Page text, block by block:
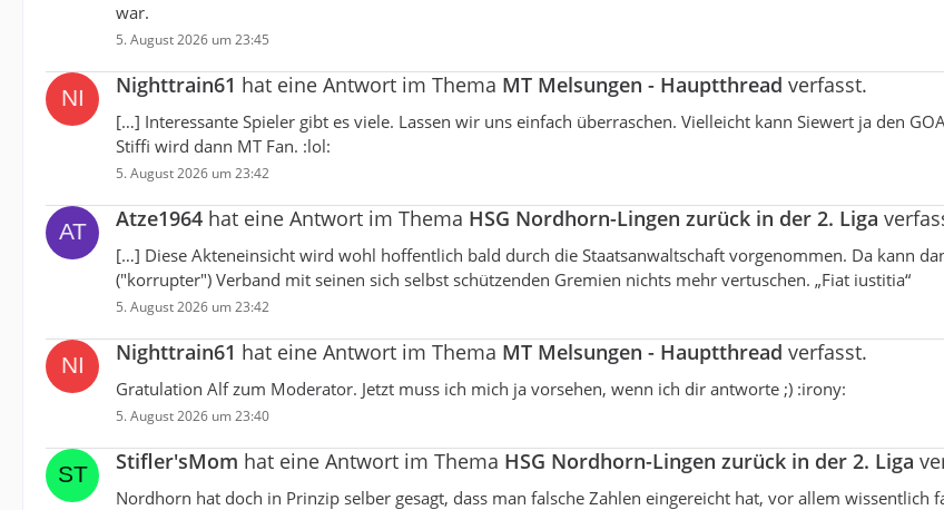
war.
5. August 2026 um 23:45
Nighttrain61 hat eine Antwort im Thema MT Melsungen - Hauptthread verfasst.
[…] Interessante Spieler gibt es viele. Lassen wir uns einfach überraschen. Vielleicht kann Siewert ja den
Stiffi wird dann MT Fan. :lol:
5. August 2026 um 23:42
Atze1964 hat eine Antwort im Thema HSG Nordhorn-Lingen zurück in der 2. Liga
[…] Diese Akteneinsicht wird wohl hoffentlich bald durch die Staatsanwaltschaft vorgenommen. Da kann
("korrupter") Verband mit seinen sich selbst schützenden Gremien nichts mehr vertuschen. „Fiat iustitia“
5. August 2026 um 23:42
Nighttrain61 hat eine Antwort im Thema MT Melsungen - Hauptthread verfasst.
Gratulation Alf zum Moderator. Jetzt muss ich mich ja vorsehen, wenn ich dir antworte ;) :irony:
5. August 2026 um 23:40
Stifler'sMom hat eine Antwort im Thema HSG Nordhorn-Lingen zurück in der 2. Liga
Nordhorn hat doch in Prinzip selber gesagt, dass man falsche Zahlen eingereicht hat, vor allem wissentlich